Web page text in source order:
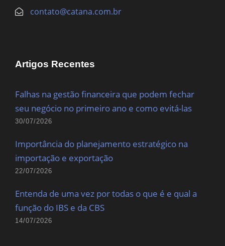
contato@catana.com.br
Artigos Recentes
Falhas na gestão financeira que podem fechar
seu negócio no primeiro ano e como evitá-las
30/07/2026
Importância do planejamento estratégico na
importação e exportação
22/07/2026
Entenda de uma vez por todas o que é e qual a
função do IBS e da CBS
14/07/2026